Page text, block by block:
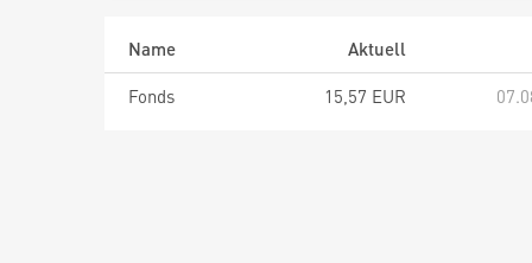
Name
Aktuell
Fonds
15,57 EUR